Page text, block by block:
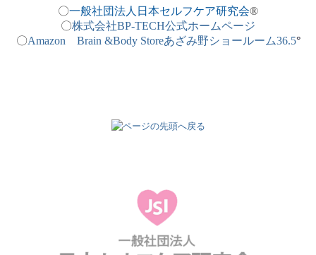
〇一般社団法人日本セルフケア研究会®
〇株式会社BP-TECH公式ホームページ
〇Amazon Brain &Body Storeあざみ野ショールーム36.5°